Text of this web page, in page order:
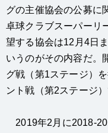
グの主催協会の公募に
卓球クラブスーパーリ
望する協会は12月4日
いうのがその内容だ。
グ戦（第1ステージ）
ント戦（第2ステージ）
2019年2月に2018-